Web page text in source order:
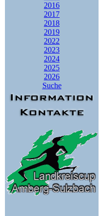
2016
2017
2018
2019
2022
2023
2024
2025
2026
Suche